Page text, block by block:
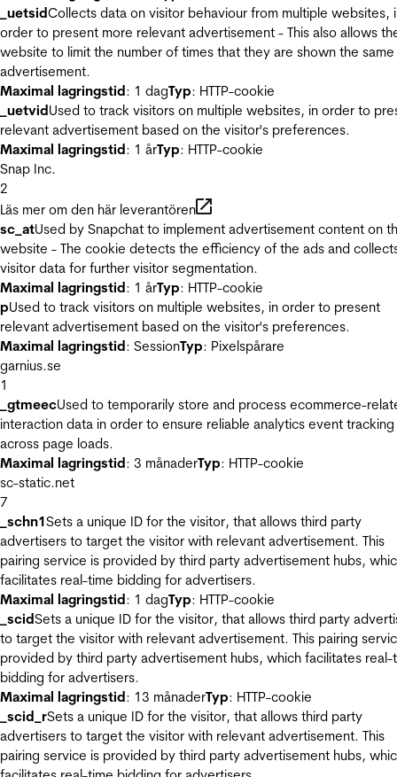
_uetsidCollects data on visitor behaviour from multiple websites,
order to present more relevant advertisement - This also allows
website to limit the number of times that they are shown the same
advertisement.
Maximal lagringstid: 1 dagTyp: HTTP-cookie
_uetvidUsed to track visitors on multiple websites, in order to
relevant advertisement based on the visitor's preferences.
Maximal lagringstid: 1 årTyp: HTTP-cookie
Snap Inc.
2
Läs mer om den här leverantören
sc_atUsed by Snapchat to implement advertisement content on
website - The cookie detects the efficiency of the ads and
visitor data for further visitor segmentation.
Maximal lagringstid: 1 årTyp: HTTP-cookie
pUsed to track visitors on multiple websites, in order to present
relevant advertisement based on the visitor's preferences.
Maximal lagringstid: SessionTyp: Pixelspårare
garnius.se
1
_gtmeecUsed to temporarily store and process ecommerce-
interaction data in order to ensure reliable analytics event tracking
across page loads.
Maximal lagringstid: 3 månaderTyp: HTTP-cookie
sc-static.net
7
_schn1Sets a unique ID for the visitor, that allows third party
advertisers to target the visitor with relevant advertisement. This
pairing service is provided by third party advertisement hubs,
facilitates real-time bidding for advertisers.
Maximal lagringstid: 1 dagTyp: HTTP-cookie
_scidSets a unique ID for the visitor, that allows third party
to target the visitor with relevant advertisement. This pairing
provided by third party advertisement hubs, which facilitates real-
bidding for advertisers.
Maximal lagringstid: 13 månaderTyp: HTTP-cookie
_scid_rSets a unique ID for the visitor, that allows third party
advertisers to target the visitor with relevant advertisement. This
pairing service is provided by third party advertisement hubs,